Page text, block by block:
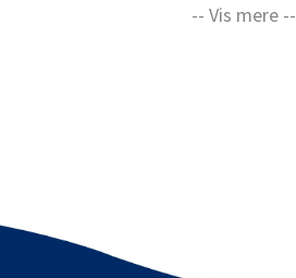
-- Vis mere --